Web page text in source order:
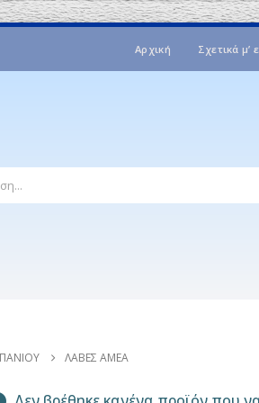
Αρχική Σχετικά μ’
ΛΑΒΈΣ ΑΜΕΑ